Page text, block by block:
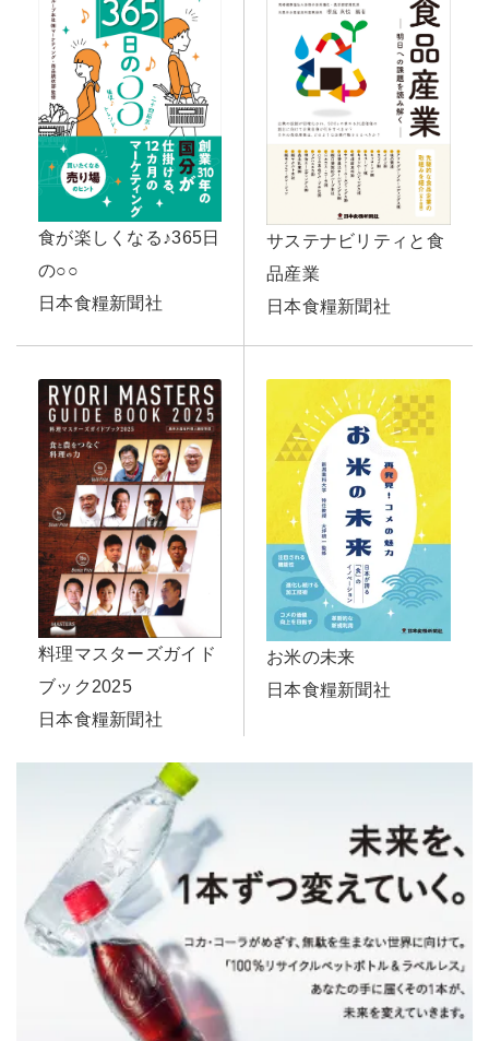
食が楽しくなる♪365日
の○○
日本食糧新聞社
サステナビリティと食
品産業
日本食糧新聞社
料理マスターズガイド
ブック2025
日本食糧新聞社
お米の未来
日本食糧新聞社